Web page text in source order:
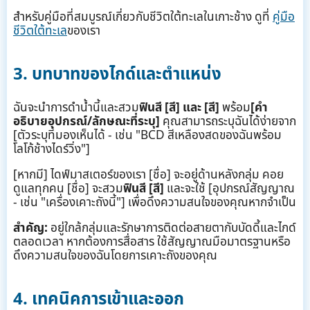
สำหรับคู่มือที่สมบูรณ์เกี่ยวกับชีวิตใต้ทะเลในเกาะช้าง ดูที่คู่มือ
ชีวิตใต้ทะเลของเรา
3. บทบาทของไกด์และตำแหน่ง
ฉันจะนำการดำน้ำนี้และสวมฟินสี [สี] และ [สี]พร้อม[คำ
อธิบายอุปกรณ์/ลักษณะที่ระบุ] คุณสามารถระบุฉันได้ง่ายจาก
[ตัวระบุที่มองเห็นได้ - เช่น "BCD สีเหลืองสดของฉันพร้อม
โลโก้ช้างไดร์วิ่ง"]
[หากมี] ไดฟ์มาสเตอร์ของเรา [ชื่อ] จะอยู่ด้านหลังกลุ่ม คอย
ดูแลทุกคน [ชื่อ] จะสวมฟินสี [สี] และจะใช้ [อุปกรณ์สัญญาณ
- เช่น "เครื่องเคาะถังนี้"] เพื่อดึงความสนใจของคุณหากจำเป็น
สำคัญ: อยู่ใกล้กลุ่มและรักษาการติดต่อสายตากับบัดดี้และไกด์
ตลอดเวลา หากต้องการสื่อสาร ใช้สัญญาณมือมาตรฐานหรือ
ดึงความสนใจของฉันโดยการเคาะถังของคุณ
4. เทคนิคการเข้าและออก